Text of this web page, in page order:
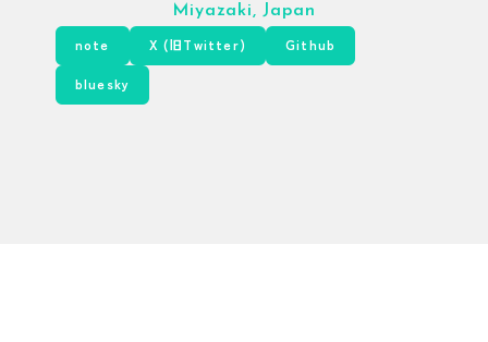
Miyazaki, Japan
note X (旧Twitter) Github
bluesky